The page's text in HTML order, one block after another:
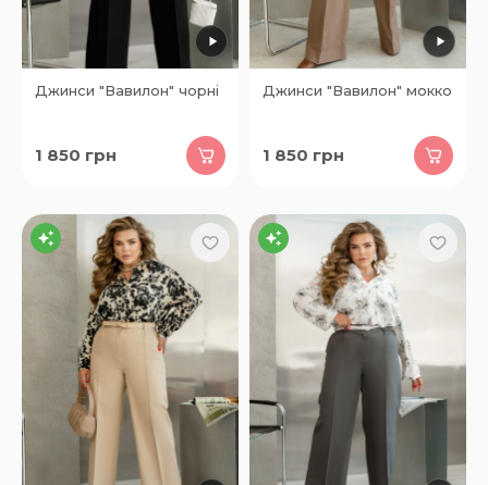
Джинси "Вавилон" чорні
1 850 грн
Джинси "Вавилон" мокко
1 850 грн